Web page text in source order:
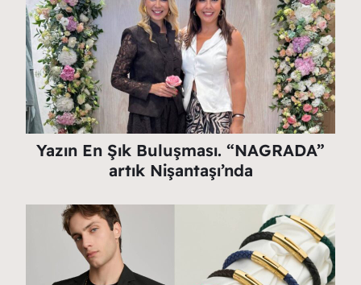
Yazın En Şık Buluşması. “NAGRADA”
artık Nişantaşı’nda